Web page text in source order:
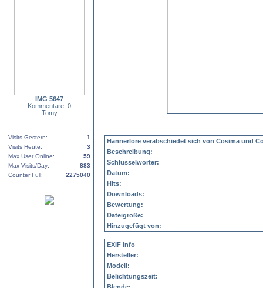
IMG 5647
Kommentare: 0
Tomy
Visits Gestern:
1
Visits Heute:
3
Max User Online:
59
Max Visits/Day:
883
Counter Full:
2275040
Hannerlore verabschiedet sich von Cosima und
Beschreibung:
Schlüsselwörter:
Datum:
Hits:
Downloads:
Bewertung:
Dateigröße:
Hinzugefügt von:
EXIF Info
Hersteller:
Modell:
Belichtungszeit: